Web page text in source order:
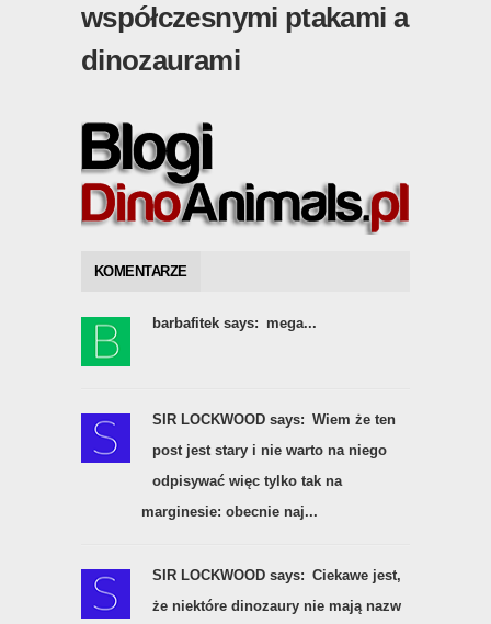
współczesnymi ptakami a
dinozaurami
KOMENTARZE
barbafitek says: mega...
SIR LOCKWOOD says: Wiem że ten
post jest stary i nie warto na niego
odpisywać więc tylko tak na
marginesie: obecnie naj...
SIR LOCKWOOD says: Ciekawe jest,
że niektóre dinozaury nie mają nazw